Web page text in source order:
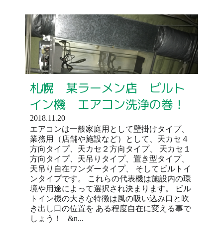
札幌 某ラーメン店 ビルト
イン機 エアコン洗浄の巻！
2018.11.20
エアコンは一般家庭用として壁掛けタイプ、
業務用（店舗や施設など）として、天カセ４
方向タイプ、天カセ２方向タイプ、 天カセ１
方向タイプ、天吊りタイプ、置き型タイプ、
天吊り自在ワンダータイプ、 そしてビルトイ
ンタイプです。 これらの代表機は施設内の環
境や用途によって選択され決まります。 ビル
トイン機の大きな特徴は風の吸い込み口と吹
き出し口の位置を ある程度自在に変える事で
しょう！ &n...